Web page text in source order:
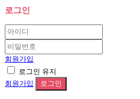
로그인
회원가입
로그인 유지
회원가입